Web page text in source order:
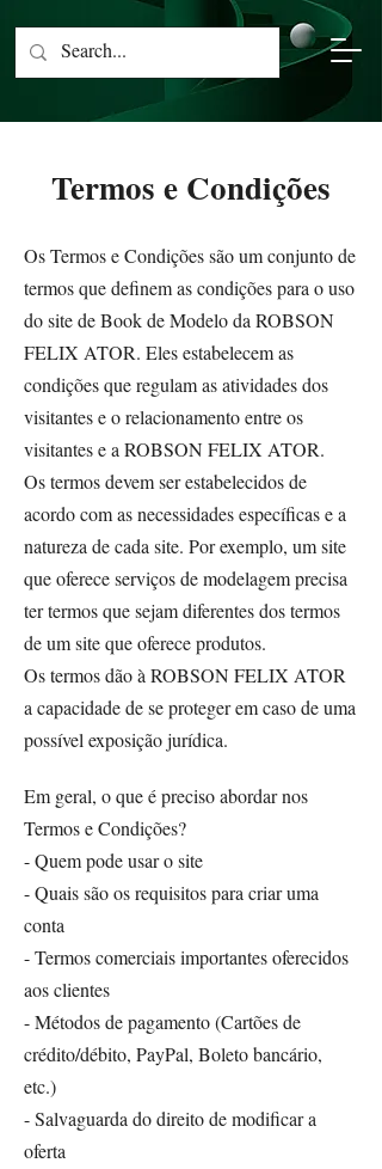
Termos e Condições
Os Termos e Condições são um conjunto de
termos que definem as condições para o uso
do site de Book de Modelo da ROBSON
FELIX ATOR. Eles estabelecem as
condições que regulam as atividades dos
visitantes e o relacionamento entre os
visitantes e a ROBSON FELIX ATOR.
Os termos devem ser estabelecidos de
acordo com as necessidades específicas e a
natureza de cada site. Por exemplo, um site
que oferece serviços de modelagem precisa
ter termos que sejam diferentes dos termos
de um site que oferece produtos.
Os termos dão à ROBSON FELIX ATOR
a capacidade de se proteger em caso de uma
possível exposição jurídica.
Em geral, o que é preciso abordar nos
Termos e Condições?
- Quem pode usar o site
- Quais são os requisitos para criar uma
conta
- Termos comerciais importantes oferecidos
aos clientes
- Métodos de pagamento (Cartões de
crédito/débito, PayPal, Boleto bancário,
etc.)
- Salvaguarda do direito de modificar a
oferta